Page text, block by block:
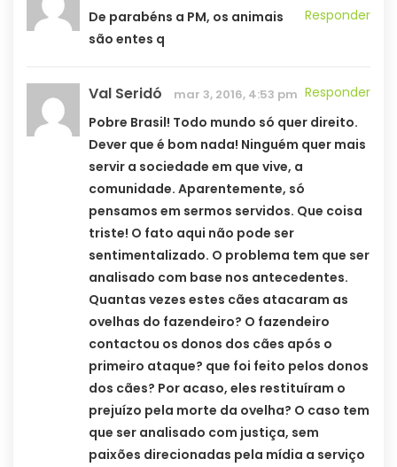
Responder
De parabéns a PM, os animais
são entes q
Val Seridó mar 3, 2016, 4:53 pm Responder
Pobre Brasil! Todo mundo só quer direito.
Dever que é bom nada! Ninguém quer mais
servir a sociedade em que vive, a
comunidade. Aparentemente, só
pensamos em sermos servidos. Que coisa
triste! O fato aqui não pode ser
sentimentalizado. O problema tem que ser
analisado com base nos antecedentes.
Quantas vezes estes cães atacaram as
ovelhas do fazendeiro? O fazendeiro
contactou os donos dos cães após o
primeiro ataque? que foi feito pelos donos
dos cães? Por acaso, eles restituíram o
prejuízo pela morte da ovelha? O caso tem
que ser analisado com justiça, sem
paixões direcionadas pela mídia a serviço